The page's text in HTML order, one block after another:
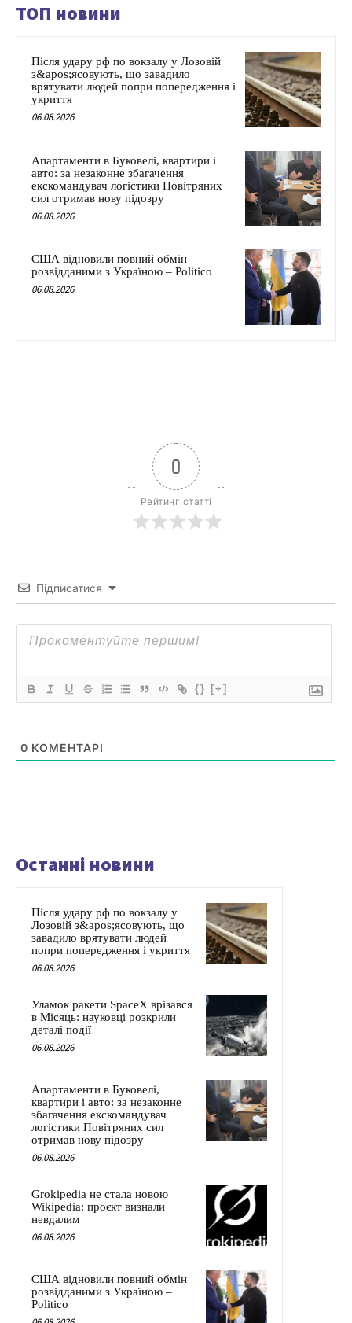
ТОП новини
Після удару рф по вокзалу у Лозовій
з&apos;ясовують, що завадило
врятувати людей попри попередження і
укриття
06.08.2026
Апартаменти в Буковелі, квартири і
авто: за незаконне збагачення
екскомандувач логістики Повітряних
сил отримав нову підозру
06.08.2026
США відновили повний обмін
розвідданими з Україною – Politico
06.08.2026
0
Рейтинг статті
Підписатися
{} [+]
0 КОМЕНТАРІ
Останні новини
Після удару рф по вокзалу у
Лозовій з&apos;ясовують, що
завадило врятувати людей
попри попередження і укриття
06.08.2026
Уламок ракети SpaceX врізався
в Місяць: науковці розкрили
деталі події
06.08.2026
Апартаменти в Буковелі,
квартири і авто: за незаконне
збагачення екскомандувач
логістики Повітряних сил
отримав нову підозру
06.08.2026
Grokipedia не стала новою
Wikipedia: проєкт визнали
невдалим
06.08.2026
США відновили повний обмін
розвідданими з Україною –
Politico